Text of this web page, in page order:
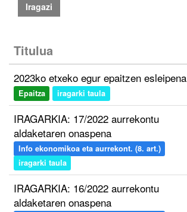
Iragazi
Titulua
2023ko etxeko egur epaitzen esleipena
Epaitza iragarki taula
IRAGARKIA: 17/2022 aurrekontu
aldaketaren onaspena
Info ekonomikoa eta aurrekont. (8. art.)
iragarki taula
IRAGARKIA: 16/2022 aurrekontu
aldaketaren onaspena